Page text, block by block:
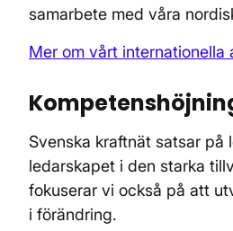
samarbete med våra
Mer om vårt internationella
Svenska kraftnät satsar
ledarskapet i den starka
fokuserar vi också på att
i förändring.